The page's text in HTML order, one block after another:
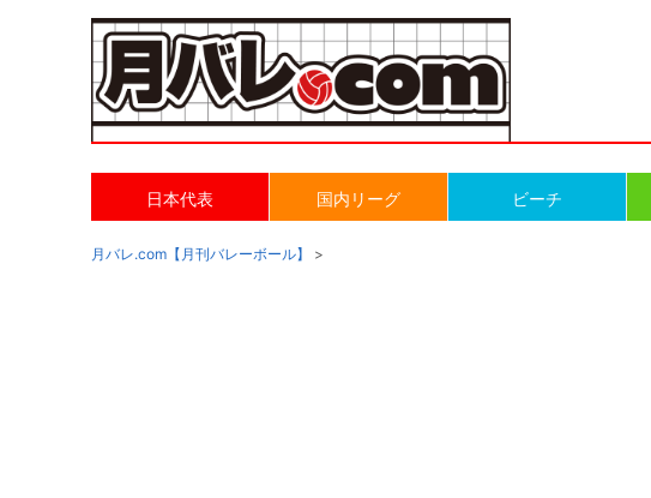
日本代表 国内リーグ ビーチ
月バレ.com【月刊バレーボール】 >